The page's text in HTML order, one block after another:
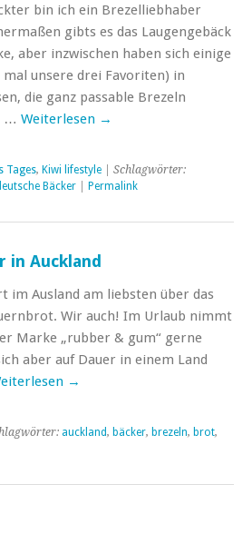
bin ich ein Brezelliebhaber
gibts es das Laugengebäck
aber inzwischen haben sich einige
unsere drei Favoriten) in
die ganz passable Brezeln
… Weiterlesen →
Tages, Kiwi lifestyle | Schlagwörter:
Bäcker Permalink
in Auckland
im Ausland am liebsten über das
Wir auch! Im Urlaub nimmt
Marke „rubber & gum“ gerne
aber auf Dauer in einem Land
→
auckland, bäcker, brezeln, brot,